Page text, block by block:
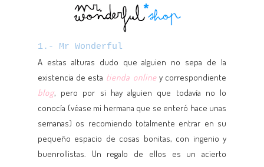
1.- Mr Wonderful
A estas alturas dudo que alguien no sepa de la
existencia de esta tienda onliney correspondiente
blog, pero por si hay alguien que todavía no lo
conocía (véase mi hermana que se enteró hace unas
semanas) os recomiendo totalmente entrar en su
pequeño espacio de cosas bonitas, con ingenio y
buenrollistas. Un regalo de ellos es un acierto